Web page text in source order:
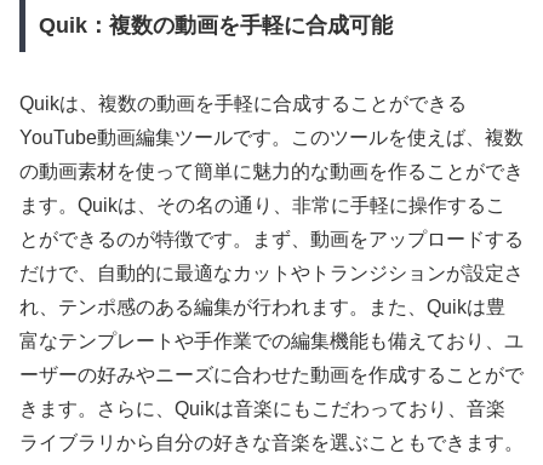
Quik：複数の動画を手軽に合成可能
Quikは、複数の動画を手軽に合成することができる
YouTube動画編集ツールです。このツールを使えば、複数
の動画素材を使って簡単に魅力的な動画を作ることができ
ます。Quikは、その名の通り、非常に手軽に操作するこ
とができるのが特徴です。まず、動画をアップロードする
だけで、自動的に最適なカットやトランジションが設定さ
れ、テンポ感のある編集が行われます。また、Quikは豊
富なテンプレートや手作業での編集機能も備えており、ユ
ーザーの好みやニーズに合わせた動画を作成することがで
きます。さらに、Quikは音楽にもこだわっており、音楽
ライブラリから自分の好きな音楽を選ぶこともできます。